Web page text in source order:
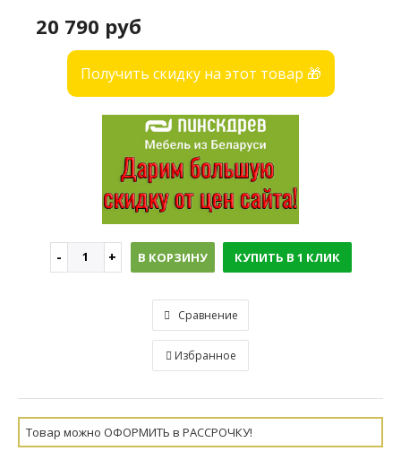
20 790 руб
Получить скидку на этот товар 🎁
В КОРЗИНУ КУПИТЬ В 1 КЛИК
Сравнение
Избранное
Товар можно ОФОРМИТЬ в РАССРОЧКУ!